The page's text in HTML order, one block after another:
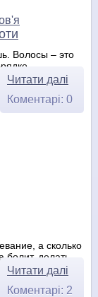
Волосы – это
себя
чья голова и
и на
Читати далі
Коментарі: 0
а сколько
болит, делать
И такая
время года.
вы или нет,
Читати далі
Коментарі: 2